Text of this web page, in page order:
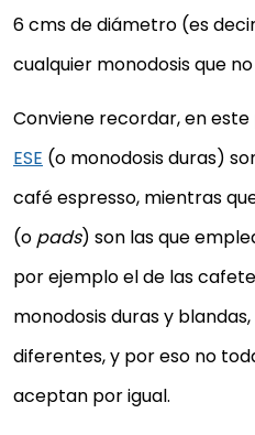
6 cms de diámetro (es
cualquier monodosis que
Conviene recordar, en este
ESE (o monodosis duras)
café espresso, mientras
(o pads) son las que
por ejemplo el de las
monodosis duras y
diferentes, y por eso no
aceptan por igual.